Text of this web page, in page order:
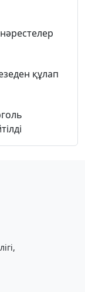
құлап